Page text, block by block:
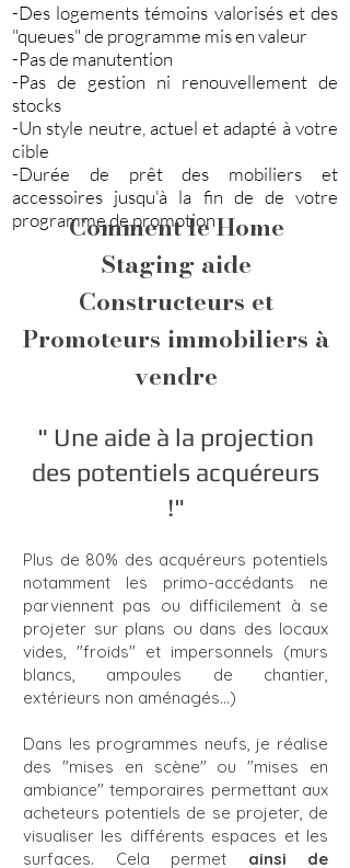
-Des logements témoins valorisés et des
"queues" de programme mis en valeur
-Pas de manutention
-Pas de gestion ni renouvellement de
stocks
-Un style neutre, actuel et adapté à votre
cible
-Durée de prêt des mobiliers et
accessoires jusqu'à la fin de de votre
programme de promotion
Comment le Home
Staging aide
Constructeurs et
Promoteurs immobiliers à
vendre
" Une aide à la projection
des potentiels acquéreurs
!"
Plus de 80% des acquéreurs potentiels
notamment les primo-accédants ne
parviennent pas ou difficilement à se
projeter sur plans ou dans des locaux
vides, "froids" et impersonnels (murs
blancs, ampoules de chantier,
extérieurs non aménagés...)
Dans les programmes neufs, je réalise
des "mises en scène" ou "mises en
ambiance" temporaires permettant aux
acheteurs potentiels de se projeter, de
visualiser les différents espaces et les
surfaces. Cela permet ainsi de